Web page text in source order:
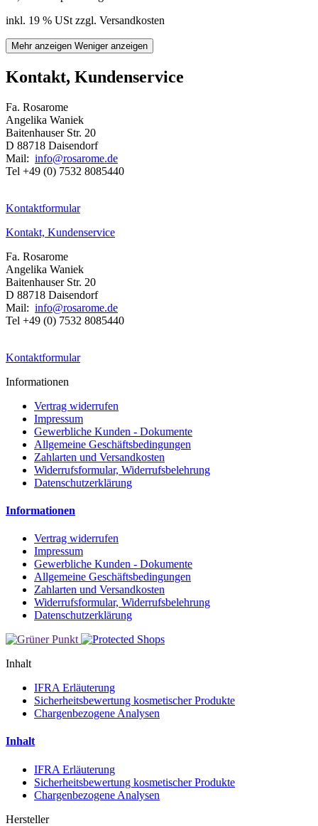
inkl. 19 % USt zzgl. Versandkosten
Mehr anzeigen Weniger anzeigen
Kontakt, Kundenservice
Fa. Rosarome
Angelika Waniek
Baitenhauser Str. 20
D 88718 Daisendorf
Mail: info@rosarome.de
Tel +49 (0) 7532 8085440
Kontaktformular
Kontakt, Kundenservice
Fa. Rosarome
Angelika Waniek
Baitenhauser Str. 20
D 88718 Daisendorf
Mail: info@rosarome.de
Tel +49 (0) 7532 8085440
Kontaktformular
Informationen
Vertrag widerrufen
Impressum
Gewerbliche Kunden - Dokumente
Allgemeine Geschäftsbedingungen
Zahlarten und Versandkosten
Widerrufsformular, Widerrufsbelehrung
Datenschutzerklärung
Informationen
Vertrag widerrufen
Impressum
Gewerbliche Kunden - Dokumente
Allgemeine Geschäftsbedingungen
Zahlarten und Versandkosten
Widerrufsformular, Widerrufsbelehrung
Datenschutzerklärung
Inhalt
IFRA Erläuterung
Sicherheitsbewertung kosmetischer Produkte
Chargenbezogene Analysen
Inhalt
IFRA Erläuterung
Sicherheitsbewertung kosmetischer Produkte
Chargenbezogene Analysen
Hersteller